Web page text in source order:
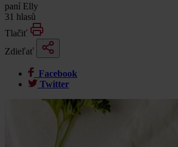
paní Elly
31 hlasů
Tlačiť
Zdieľať
Facebook
Twitter